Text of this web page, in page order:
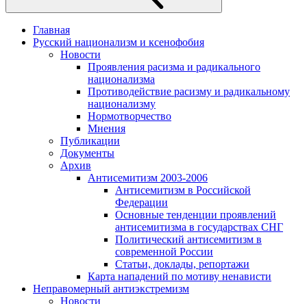
Главная
Русский национализм и ксенофобия
Новости
Проявления расизма и радикального
национализма
Противодействие расизму и радикальному
национализму
Нормотворчество
Мнения
Публикации
Документы
Архив
Антисемитизм 2003-2006
Антисемитизм в Российской
Федерации
Основные тенденции проявлений
антисемитизма в государствах СНГ
Политический антисемитизм в
современной России
Статьи, доклады, репортажи
Карта нападений по мотиву ненависти
Неправомерный антиэкстремизм
Новости